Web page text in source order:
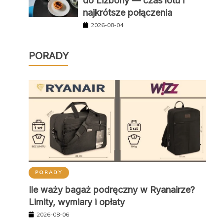
najkrótsze połączenia
2026-08-04
PORADY
PORADY
Ile waży bagaż podręczny w Ryanairze?
Limity, wymiary i opłaty
2026-08-06